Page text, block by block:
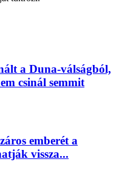
a Duna-válságból,
csinál semmit
emberét a
vissza...